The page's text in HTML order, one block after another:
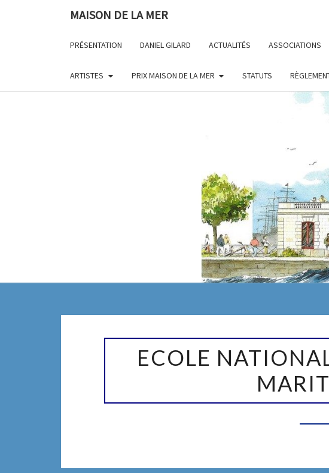
MAISON DE LA MER
PRÉSENTATION DANIEL GILARD ACTUALITÉS ASSOCIATIONS
ARTISTES PRIX MAISON DE LA MER STATUTS
NATIONALE
SUPÉRIEURE
ECOLE